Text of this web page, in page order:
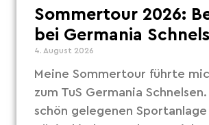
Sommertour 2026:
bei Germania
4. August 2026
Meine Sommertour führte
zum TuS Germania
schön gelegenen Sportanlage